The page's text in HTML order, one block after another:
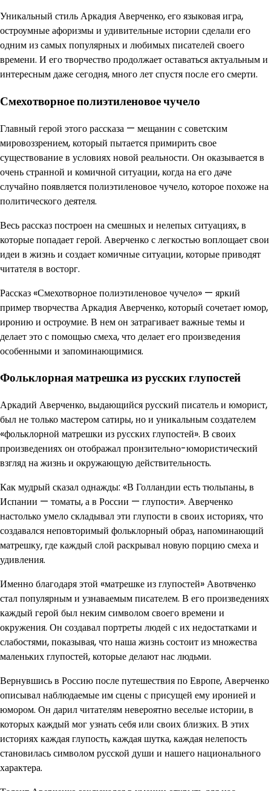
Уникальный стиль Аркадия Аверченко, его языковая игра,
остроумные афоризмы и удивительные истории сделали его
одним из самых популярных и любимых писателей своего
времени. И его творчество продолжает оставаться актуальным и
интересным даже сегодня, много лет спустя после его смерти.
Смехотворное полиэтиленовое чучело
Главный герой этого рассказа — мещанин с советским
мировоззрением, который пытается примирить свое
существование в условиях новой реальности. Он оказывается в
очень странной и комичной ситуации, когда на его даче
случайно появляется полиэтиленовое чучело, которое похоже на
политического деятеля.
Весь рассказ построен на смешных и нелепых ситуациях, в
которые попадает герой. Аверченко с легкостью воплощает свои
идеи в жизнь и создает комичные ситуации, которые приводят
читателя в восторг.
Рассказ «Смехотворное полиэтиленовое чучело» — яркий
пример творчества Аркадия Аверченко, который сочетает юмор,
иронию и остроумие. В нем он затрагивает важные темы и
делает это с помощью смеха, что делает его произведения
особенными и запоминающимися.
Фольклорная матрешка из русских глупостей
Аркадий Аверченко, выдающийся русский писатель и юморист,
был не только мастером сатиры, но и уникальным создателем
«фольклорной матрешки из русских глупостей». В своих
произведениях он отображал пронзительно-юмористический
взгляд на жизнь и окружающую действительность.
Как мудрый сказал однажды: «В Голландии есть тюльпаны, в
Испании — томаты, а в России — глупости». Аверченко
настолько умело складывал эти глупости в своих историях, что
создавался неповторимый фольклорный образ, напоминающий
матрешку, где каждый слой раскрывал новую порцию смеха и
удивления.
Именно благодаря этой «матрешке из глупостей» Авотвченко
стал популярным и узнаваемым писателем. В его произведениях
каждый герой был неким символом своего времени и
окружения. Он создавал портреты людей с их недостатками и
слабостями, показывая, что наша жизнь состоит из множества
маленьких глупостей, которые делают нас людьми.
Вернувшись в Россию после путешествия по Европе, Аверченко
описывал наблюдаемые им сцены с присущей ему иронией и
юмором. Он дарил читателям невероятно веселые истории, в
которых каждый мог узнать себя или своих близких. В этих
историях каждая глупость, каждая шутка, каждая нелепость
становилась символом русской души и нашего национального
характера.